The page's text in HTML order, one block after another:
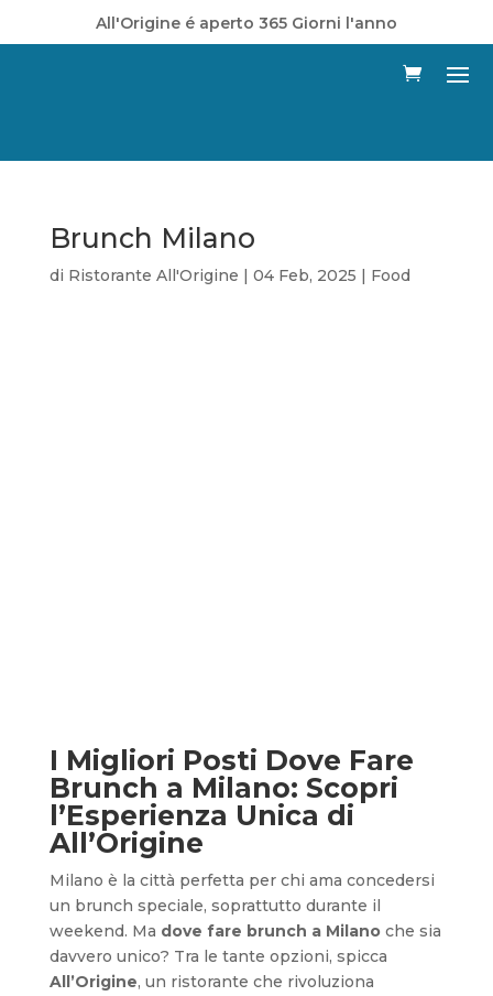
All'Origine é aperto 365 Giorni l'anno
Brunch Milano
di Ristorante All'Origine | 04 Feb, 2025 | Food
I Migliori Posti Dove Fare
Brunch a Milano: Scopri
l’Esperienza Unica di
All’Origine
Milano è la città perfetta per chi ama concedersi
un brunch speciale, soprattutto durante il
weekend. Ma dove fare brunch a Milanoche sia
davvero unico? Tra le tante opzioni, spicca
All’Origine, un ristorante che rivoluziona